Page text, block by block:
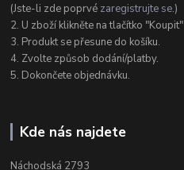
(Jste-li zde poprvé zaregistrujte se.)
2. U zboží klikněte na tlačítko "Koupit"
3. Produkt se přesune do košíku.
4. Zvolte způsob dodání/platby.
5. Dokončete objednávku.
Kde nás najdete
Náchodská 2793